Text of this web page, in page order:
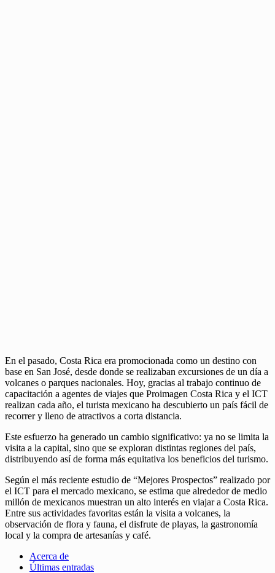
En el pasado, Costa Rica era promocionada como un destino con
base en San José, desde donde se realizaban excursiones de un día a
volcanes o parques nacionales. Hoy, gracias al trabajo continuo de
capacitación a agentes de viajes que Proimagen Costa Rica y el ICT
realizan cada año, el turista mexicano ha descubierto un país fácil de
recorrer y lleno de atractivos a corta distancia.
Este esfuerzo ha generado un cambio significativo: ya no se limita la
visita a la capital, sino que se exploran distintas regiones del país,
distribuyendo así de forma más equitativa los beneficios del turismo.
Según el más reciente estudio de “Mejores Prospectos” realizado por
el ICT para el mercado mexicano, se estima que alrededor de medio
millón de mexicanos muestran un alto interés en viajar a Costa Rica.
Entre sus actividades favoritas están la visita a volcanes, la
observación de flora y fauna, el disfrute de playas, la gastronomía
local y la compra de artesanías y café.
Acerca de
Últimas entradas